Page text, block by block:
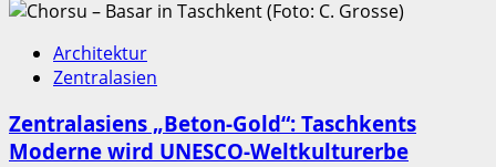
Architektur
Zentralasien
Zentralasiens „Beton-Gold“: Taschkents
Moderne wird UNESCO-Weltkulturerbe